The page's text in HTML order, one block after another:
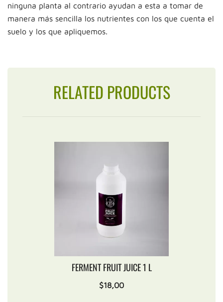
ninguna planta al contrario ayudan a esta a tomar de
manera más sencilla los nutrientes con los que cuenta el
suelo y los que apliquemos.
RELATED PRODUCTS
FERMENT FRUIT JUICE 1 L
$18,00